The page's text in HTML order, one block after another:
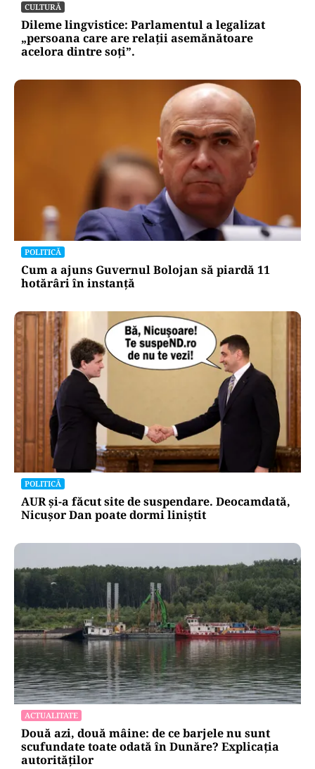
CULTURĂ
Dileme lingvistice: Parlamentul a legalizat
„persoana care are relații asemănătoare
acelora dintre soți”.
POLITICĂ
Cum a ajuns Guvernul Bolojan să piardă 11
hotărâri în instanță
POLITICĂ
AUR și-a făcut site de suspendare. Deocamdată,
Nicușor Dan poate dormi liniștit
ACTUALITATE
Două azi, două mâine: de ce barjele nu sunt
scufundate toate odată în Dunăre? Explicația
autorităților